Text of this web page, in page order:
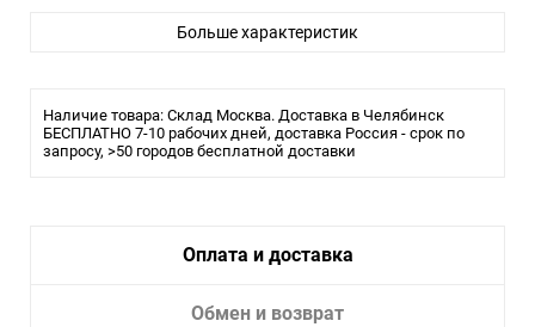
Больше характеристик
Наличие товара: Склад Москва. Доставка в Челябинск
БЕСПЛАТНО 7-10 рабочих дней, доставка Россия - срок по
запросу, >50 городов бесплатной доставки
Оплата и доставка
Обмен и возврат